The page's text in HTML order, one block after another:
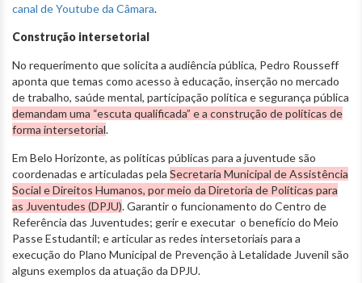
canal de Youtube da Câmara.
Construção intersetorial
No requerimento que solicita a audiência pública, Pedro Rousseff
aponta que temas como acesso à educação, inserção no mercado
de trabalho, saúde mental, participação política e segurança pública
demandam uma “escuta qualificada” e a construção de políticas de
forma intersetorial.
Em Belo Horizonte, as políticas públicas para a juventude são
coordenadas e articuladas pela Secretaria Municipal de Assistência
Social e Direitos Humanos, por meio da Diretoria de Políticas para
as Juventudes (DPJU). Garantir o funcionamento do Centro de
Referência das Juventudes; gerir e executar o benefício do Meio
Passe Estudantil; e articular as redes intersetoriais para a
execução do Plano Municipal de Prevenção à Letalidade Juvenil são
alguns exemplos da atuação da DPJU.